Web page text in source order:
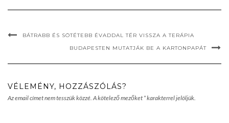
BÁTRABB ÉS SÖTÉTEBB ÉVADDAL TÉR VISSZA A TERÁPIA
BUDAPESTEN MUTATJÁK BE A KARTONPAPÁT
VÉLEMÉNY, HOZZÁSZÓLÁS?
Az email címet nem tesszük közzé. A kötelező mezőket *karakterrel jelöljük.